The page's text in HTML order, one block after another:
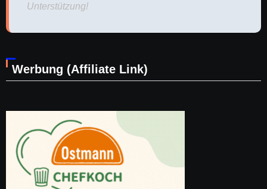
Unterstützung!
Werbung (Affiliate Link)